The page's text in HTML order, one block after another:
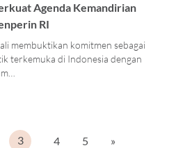
Agenda Kemandirian
RI
membuktikan komitmen sebagai
terkemuka di Indonesia dengan
3 4 5 »